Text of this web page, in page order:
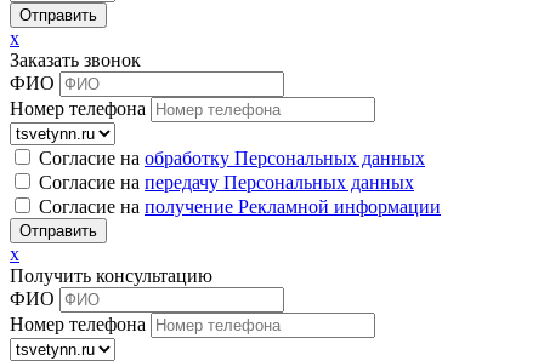
x
Заказать звонок
ФИО
Номер телефона
Согласие на обработку Персональных данных
Согласие на передачу Персональных данных
Согласие на получение Рекламной информации
x
Получить консультацию
ФИО
Номер телефона